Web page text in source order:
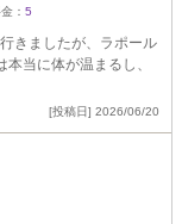
： 5
きましたが、ラポール
当に体が温まるし、
[投稿日] 2026/06/20